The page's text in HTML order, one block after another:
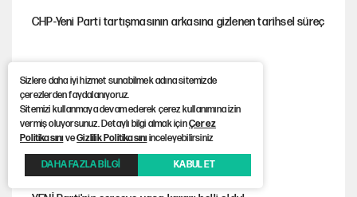
CHP-Yeni Parti tartışmasının arkasına gizlenen tarihsel süreç
Trend; Eğilim, Akım, Gidişat…
Kısırdöngü: Enflasyon-kur ve faiz kıskacı
Sizlere daha iyi hizmet sunabilmek adına sitemizde
çerezlerden faydalanıyoruz.
Sitemizi kullanmaya devam ederek çerez kullanımına izin
vermiş oluyorsunuz. Detaylı bilgi almak içinÇerez
PolitikasınıveGizlilik Politikasınıinceleyebilirsiniz
DAHA FAZLA BİLGİ KABUL ET